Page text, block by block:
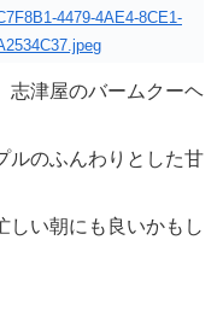
志津屋のバームクーヘ
ルのふんわりとした甘
しい朝にも良いかもし